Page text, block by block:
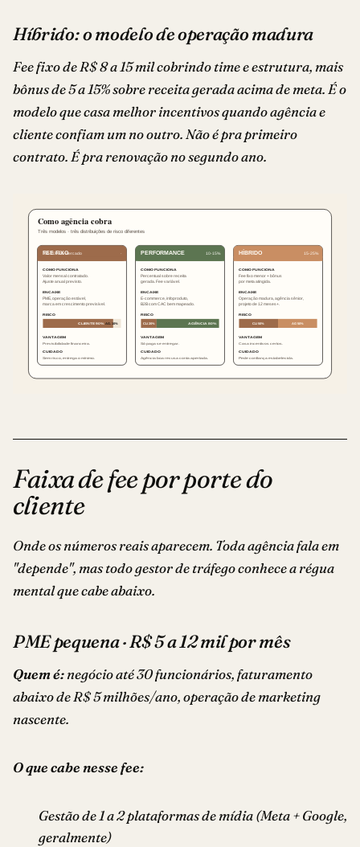
Híbrido: o modelo de operação madura
Fee fixo de R$ 8 a 15 mil cobrindo time e estrutura, mais
bônus de 5 a 15% sobre receita gerada acima de meta. É o
modelo que casa melhor incentivos quando agência e
cliente confiam um no outro. Não é pra primeiro
contrato. É pra renovação no segundo ano.
Faixa de fee por porte do
cliente
Onde os números reais aparecem. Toda agência fala em
"depende", mas todo gestor de tráfego conhece a régua
mental que cabe abaixo.
PME pequena · R$ 5 a 12 mil por mês
Quem é:negócio até 30 funcionários, faturamento
abaixo de R$ 5 milhões/ano, operação de marketing
nascente.
O que cabe nesse fee:
Gestão de 1 a 2 plataformas de mídia (Meta + Google,
geralmente)